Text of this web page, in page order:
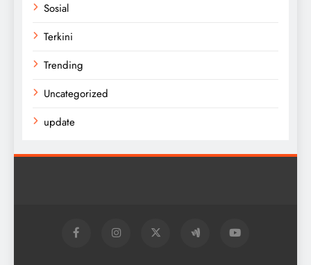
Sosial
Terkini
Trending
Uncategorized
update